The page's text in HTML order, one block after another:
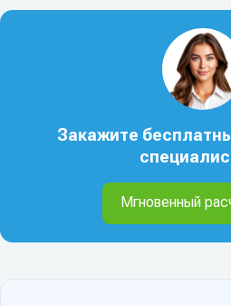
Закажите
Мгновенный